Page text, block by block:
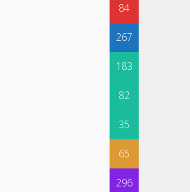
84
267
183
82
35
65
296